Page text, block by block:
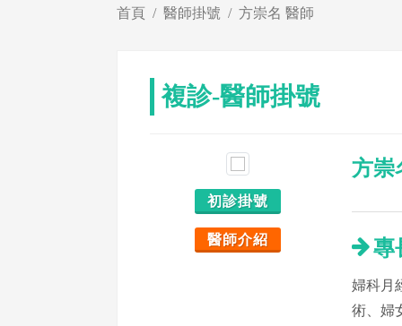
首頁 醫師掛號 方崇名 醫師
複診-醫師掛號
初診掛號
醫師介紹
方崇
專
婦科月
術、婦